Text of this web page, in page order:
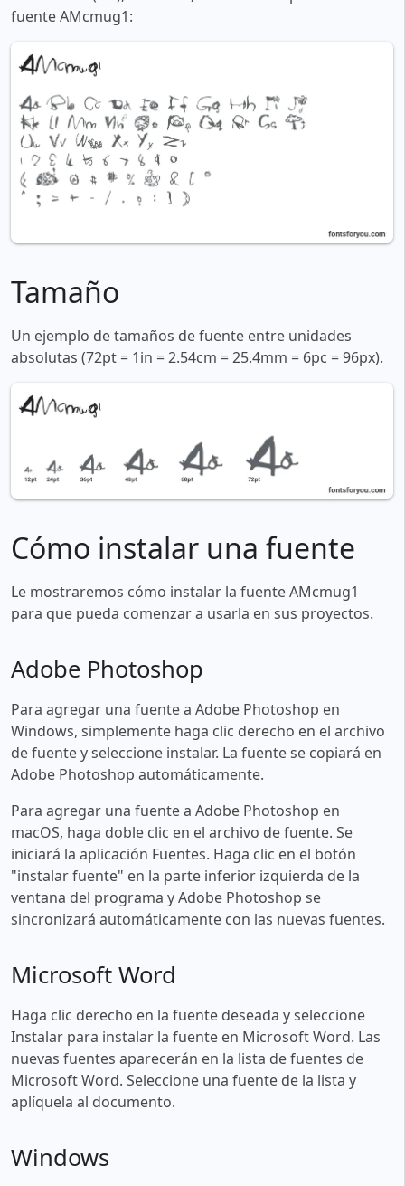
fuente AMcmug1:
Tamaño
Un ejemplo de tamaños de fuente entre unidades
absolutas (72pt = 1in = 2.54cm = 25.4mm = 6pc = 96px).
Cómo instalar una fuente
Le mostraremos cómo instalar la fuente AMcmug1
para que pueda comenzar a usarla en sus proyectos.
Adobe Photoshop
Para agregar una fuente a Adobe Photoshop en
Windows, simplemente haga clic derecho en el archivo
de fuente y seleccione instalar. La fuente se copiará en
Adobe Photoshop automáticamente.
Para agregar una fuente a Adobe Photoshop en
macOS, haga doble clic en el archivo de fuente. Se
iniciará la aplicación Fuentes. Haga clic en el botón
"instalar fuente" en la parte inferior izquierda de la
ventana del programa y Adobe Photoshop se
sincronizará automáticamente con las nuevas fuentes.
Microsoft Word
Haga clic derecho en la fuente deseada y seleccione
Instalar para instalar la fuente en Microsoft Word. Las
nuevas fuentes aparecerán en la lista de fuentes de
Microsoft Word. Seleccione una fuente de la lista y
aplíquela al documento.
Windows